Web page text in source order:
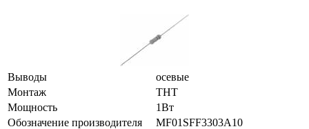
Выводы
осевые
Монтаж
THT
Мощность
1Вт
Обозначение производителя
MF01SFF3303A10